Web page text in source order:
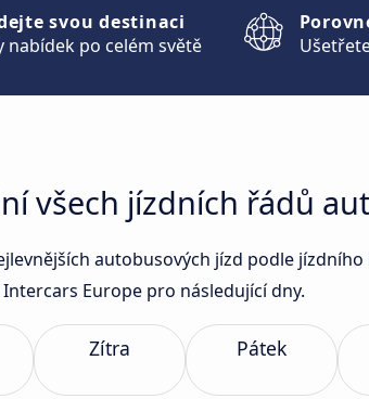
svou destinaci
nabídek po celém světě
všech jízdních řádů
autobusových jízd podle
Europe pro následující dny.
Zítra Pátek